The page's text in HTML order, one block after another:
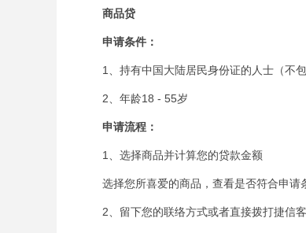
商品贷
申请条件：
1、持有中国大陆居民身份证的人士（不包
2、年龄18 - 55岁
申请流程：
1、选择商品并计算您的贷款金额
选择您所喜爱的商品，查看是否符合申请
2、留下您的联络方式或者直接拨打捷信